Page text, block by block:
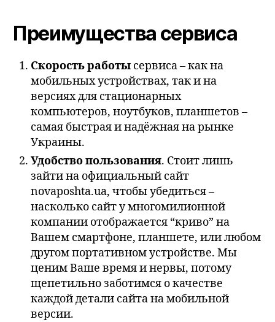
Преимущества сервиса
Скорость работы сервиса – как на
мобильных устройствах, так и на
версиях для стационарных
компьютеров, ноутбуков, планшетов –
самая быстрая и надёжная на рынке
Украины.
Удобство пользования. Стоит лишь
зайти на официальный сайт
novaposhta.ua, чтобы убедиться –
насколько сайт у многомилионной
компании отображается “криво” на
Вашем смартфоне, планшете, или любом
другом портативном устройстве. Мы
ценим Ваше время и нервы, потому
щепетильно заботимся о качестве
каждой детали сайта на мобильной
версии.